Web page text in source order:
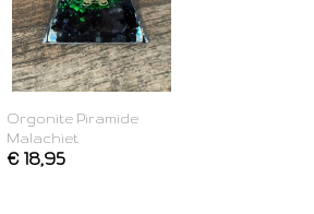
Orgonite Piramide
Malachiet
€ 18,95